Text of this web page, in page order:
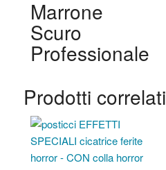
Marrone
Scuro
Professionale
Prodotti correlati